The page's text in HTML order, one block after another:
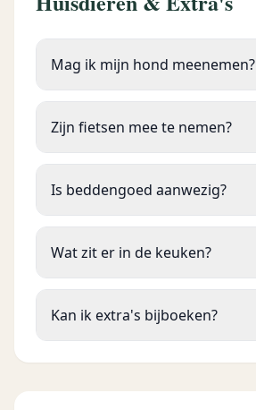
Mag ik mijn hond meenemen?
Zijn fietsen mee te nemen?
Is beddengoed aanwezig?
Wat zit er in de keuken?
Kan ik extra's bijboeken?